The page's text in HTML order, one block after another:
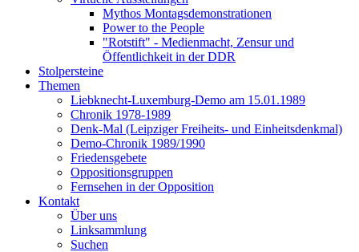
Mythos Montagsdemonstrationen
Power to the People
"Rotstift" - Medienmacht, Zensur und
Öffentlichkeit in der DDR
Stolpersteine
Themen
Liebknecht-Luxemburg-Demo am 15.01.1989
Chronik 1978-1989
Denk-Mal (Leipziger Freiheits- und Einheitsdenkmal)
Demo-Chronik 1989/1990
Friedensgebete
Oppositionsgruppen
Fernsehen in der Opposition
Kontakt
Über uns
Linksammlung
Suchen